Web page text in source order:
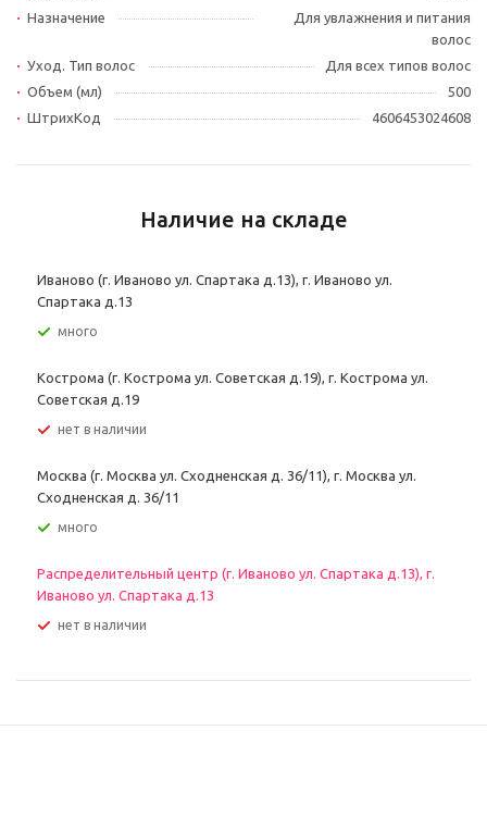
Назначение
Для увлажнения и питания
волос
Уход. Тип волос
Для всех типов волос
Объем (мл)
500
ШтрихКод
4606453024608
Наличие на складе
Иваново (г. Иваново ул. Спартака д.13), г. Иваново ул.
Спартака д.13
Много
Кострома (г. Кострома ул. Советская д.19), г. Кострома ул.
Советская д.19
Нет в наличии
Москва (г. Москва ул. Сходненская д. 36/11), г. Москва ул.
Сходненская д. 36/11
Много
Распределительный центр (г. Иваново ул. Спартака д.13), г.
Иваново ул. Спартака д.13
Нет в наличии